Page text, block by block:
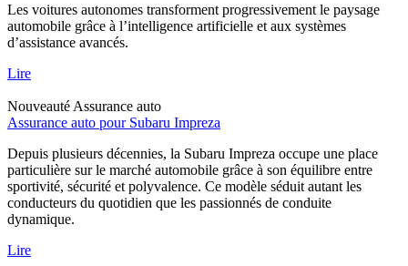
Les voitures autonomes transforment progressivement le paysage
automobile grâce à l’intelligence artificielle et aux systèmes
d’assistance avancés.
Lire
Nouveauté Assurance auto
Assurance auto pour Subaru Impreza
Depuis plusieurs décennies, la Subaru Impreza occupe une place
particulière sur le marché automobile grâce à son équilibre entre
sportivité, sécurité et polyvalence. Ce modèle séduit autant les
conducteurs du quotidien que les passionnés de conduite
dynamique.
Lire